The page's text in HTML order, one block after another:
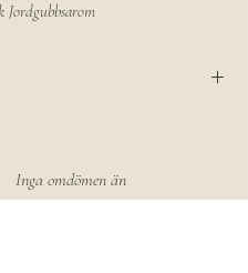
Jordgubbsarom
seed oil, argania spinosa argan
seed oil, brassica napus seed
Inga omdömen än